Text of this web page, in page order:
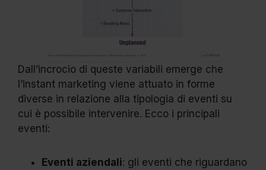
Dall’incrocio di queste variabili emerge che
l’instant marketing viene attuato in forme
diverse in relazione alla tipologia di eventi su
cui è possibile intervenire. Ecco i principali
eventi:
Eventi aziendali: gli eventi che riguardano